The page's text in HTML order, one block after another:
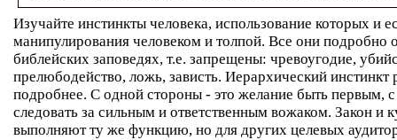
Изучайте инстинкты человека, использование которых и
манипулирования человеком и толпой. Все они подробно
библейских заповедях, т.е. запрещены: чревоугодие,
прелюбодейство, ложь, зависть. Иерархический инстинкт
подробнее. С одной стороны - это желание быть первым,
следовать за сильным и ответственным вожаком. Закон и
выполняют ту же функцию, но для других целевых